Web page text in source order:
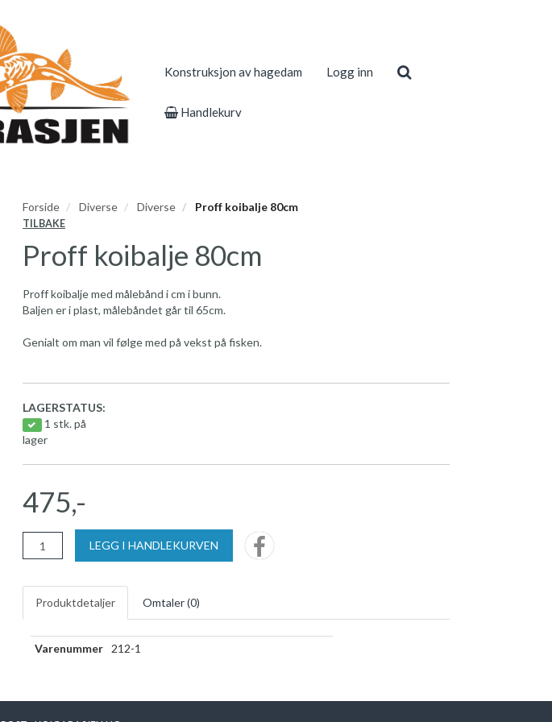
Konstruksjon av hagedam Logg inn
Handlekurv
Forside Diverse Diverse Proff koibalje 80cm
TILBAKE
Proff koibalje 80cm
Proff koibalje med målebånd i cm i bunn.
Baljen er i plast, målebåndet går til 65cm.
Genialt om man vil følge med på vekst på fisken.
LAGERSTATUS:
1 stk. på
lager
475,-
LEGG I HANDLEKURVEN
Produktdetaljer Omtaler (0)
Varenummer 212-1